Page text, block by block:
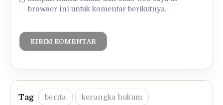
browser ini untuk komentar berikutnya.
berita kerangka hukum